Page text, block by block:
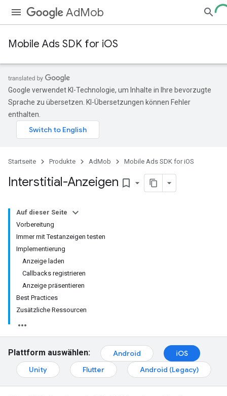
AdMob
Mobile Ads SDK for iOS
Google verwendet KI-Technologie, um Inhalte in Ihre bevorzugte
Sprache zu übersetzen. KI-Übersetzungen können Fehler
enthalten.
Startseite Produkte AdMob Mobile Ads SDK for iOS
Interstitial-Anzeigen bookmark_border
Auf dieser Seite
Vorbereitung
Immer mit Testanzeigen testen
Implementierung
Anzeige laden
Callbacks registrieren
Anzeige präsentieren
Best Practices
Zusätzliche Ressourcen
Plattform auswählen: Android
iOS
Unity
Flutter Android (Legacy)